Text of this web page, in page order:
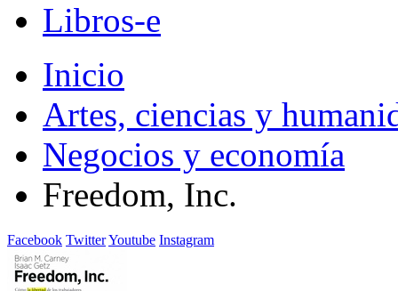
Libros-e
Inicio
Artes, ciencias y
Negocios y economía
Freedom, Inc.
Facebook TwitterYoutube Instagram